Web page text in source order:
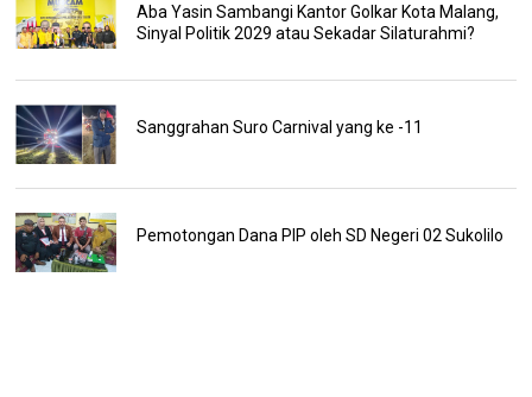
Aba Yasin Sambangi Kantor Golkar Kota Malang,
Sinyal Politik 2029 atau Sekadar Silaturahmi?
Sanggrahan Suro Carnival yang ke -11
Pemotongan Dana PIP oleh SD Negeri 02 Sukolilo